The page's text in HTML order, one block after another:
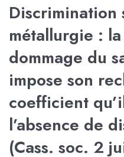
Discrimination
métallurgie :
dommage du
impose son
coefficient
l’absence de
(Cass. soc. 2